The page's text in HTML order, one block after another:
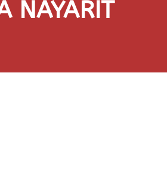
NAYARIT